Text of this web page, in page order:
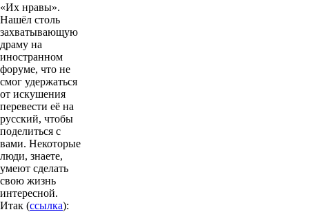
«Их нравы».
Нашёл столь
захватывающую
драму на
иностранном
форуме, что не
смог удержаться
от искушения
перевести её на
русский, чтобы
поделиться с
вами. Некоторые
люди, знаете,
умеют сделать
свою жизнь
интересной.
Итак (ссылка):